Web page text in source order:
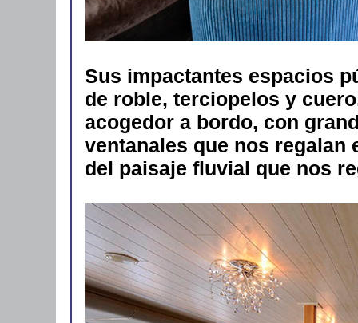
Sus impactantes espacios
de roble, terciopelos y
acogedor a bordo, con
ventanales que nos
del paisaje fluvial que nos